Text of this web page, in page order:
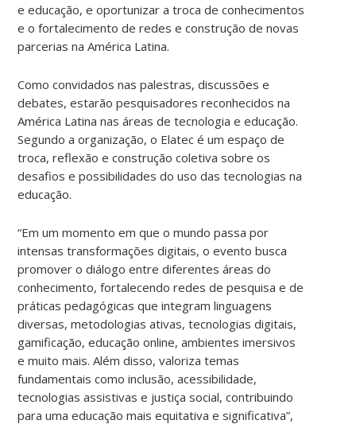
e educação, e oportunizar a troca de conhecimentos
e o fortalecimento de redes e construção de novas
parcerias na América Latina.
Como convidados nas palestras, discussões e
debates, estarão pesquisadores reconhecidos na
América Latina nas áreas de tecnologia e educação.
Segundo a organização, o Elatec é um espaço de
troca, reflexão e construção coletiva sobre os
desafios e possibilidades do uso das tecnologias na
educação.
“Em um momento em que o mundo passa por
intensas transformações digitais, o evento busca
promover o diálogo entre diferentes áreas do
conhecimento, fortalecendo redes de pesquisa e de
práticas pedagógicas que integram linguagens
diversas, metodologias ativas, tecnologias digitais,
gamificação, educação online, ambientes imersivos
e muito mais. Além disso, valoriza temas
fundamentais como inclusão, acessibilidade,
tecnologias assistivas e justiça social, contribuindo
para uma educação mais equitativa e significativa”,